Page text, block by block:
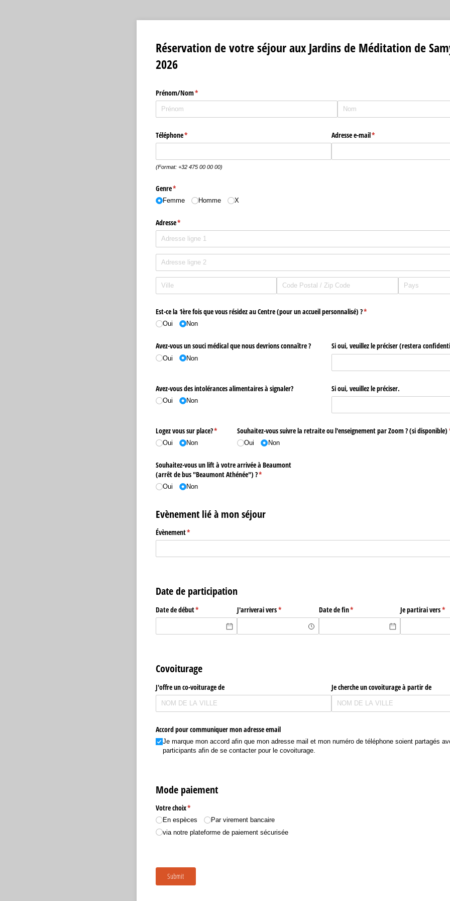
Réservation de votre séjour aux Jardins de Méditation de
2026
Prénom/​Nom*
(requis)
Téléphone*
(requis)
(Format: +32 475 00 00 00)
Adresse e-mail*
(requis)
Genre*
(requis)
Femme Homme X
Adresse*
(requis)
Est-ce la 1ère fois que vous résidez au Centre (pour un accueil personnalisé) ?*
(requis)
Oui Non
Avez-vous un souci médical que nous devrions connaître ?
Oui Non
Si oui, veuillez le préciser (restera
Avez-vous des intolérances alimentaires à signaler?
Oui Non
Si oui, veuillez le préciser.
Logez vous sur place?*
(requis)
Oui Non
Souhaitez-vous suivre la retraite ou l'enseignement par Zoom ? (si disponible)
Oui Non
Souhaitez-vous un lift à votre arrivée à Beaumont
(arrêt de bus "Beaumont Athénée") ?*
(requis)
Oui Non
Evènement lié à mon séjour
Évènement*
(requis)
Date de participation
Date de début*
(requis) J'arriverai vers*
(requis) Date de fin*
(requis) Je partirai vers*
Covoiturage
J'offre un co-voiturage de Je cherche un covoiturage à partir de
Accord pour communiquer mon adresse email
Je marque mon accord afin que mon adresse mail et mon numéro de téléphone soient partagés
participants afin de se contacter pour le covoiturage.
Mode paiement
Votre choix*
(requis)
En espèces
Par virement bancaire
via notre plateforme de paiement sécurisée
Submit